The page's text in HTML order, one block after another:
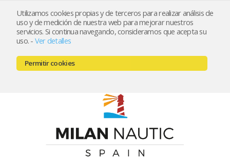
Utilizamos cookies propias y de terceros para realizar análisis de
uso y de medición de nuestra web para mejorar nuestros
servicios. Si continua navegando, consideramos que acepta su
uso. - Ver detalles
Permitir cookies
Registrarse Mi cuenta
666521122 // 654999333